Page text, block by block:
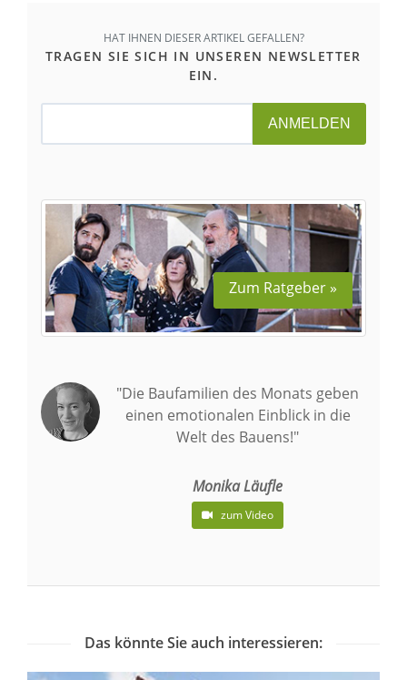
HAT IHNEN DIESER ARTIKEL GEFALLEN?
TRAGEN SIE SICH IN UNSEREN NEWSLETTER
EIN.
ANMELDEN
Zum Ratgeber »
"Die Baufamilien des Monats geben
einen emotionalen Einblick in die
Welt des Bauens!"
Monika Läufle
zum Video
Das könnte Sie auch interessieren: